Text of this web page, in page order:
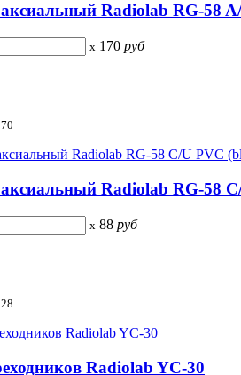
Radiolab RG-58
x 170 руб
Radiolab RG-58
x 88 руб
Radiolab YC-30